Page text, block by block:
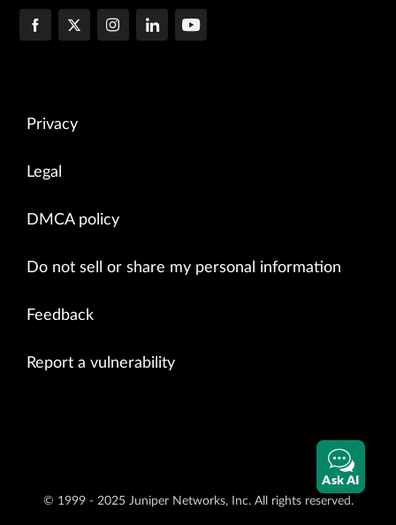
Privacy
Legal
DMCA policy
Do not sell or share my personal information
Feedback
Report a vulnerability
© 1999 - 2025 Juniper Networks, Inc. All rights reserved.
Ask AI